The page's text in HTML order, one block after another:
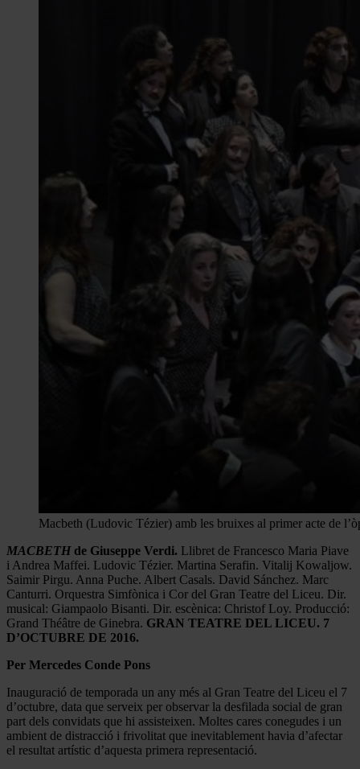
Macbeth (Ludovic Tézier) amb les bruixes al primer acte de
MACBETHde Giuseppe Verdi. Llibret de Francesco Maria Piave
i Andrea Maffei. Ludovic Tézier. Martina Serafin. Vitalij Kowaljow.
Saimir Pirgu. Anna Puche. Albert Casals. David Sánchez. Marc
Canturri. Orquestra Simfònica i Cor del Gran Teatre del Liceu. Dir.
musical: Giampaolo Bisanti. Dir. escènica: Christof Loy. Producció:
Grand Théâtre de Ginebra. GRAN TEATRE DEL LICEU. 7
D’OCTUBRE DE 2016.
Per Mercedes Conde Pons
Inauguració de temporada un any més al Gran Teatre del Liceu el 7
d’octubre, data que serveix per observar la desfilada social de gran
part dels convidats que hi assisteixen. Moltes cares conegudes i un
ambient de distracció i frivolitat que inevitablement havia d’afectar
el resultat artístic d’aquesta primera representació.